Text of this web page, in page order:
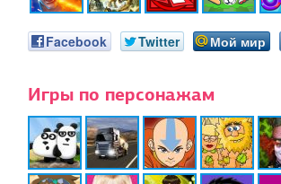
Facebook Twitter Мой мир
Игры по персонажам